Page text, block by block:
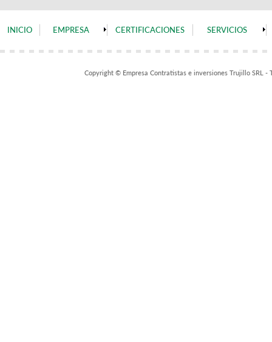
INICIO EMPRESA CERTIFICACIONES SERVICIOS
Copyright © Empresa Contratistas e inversiones Trujillo SRL -